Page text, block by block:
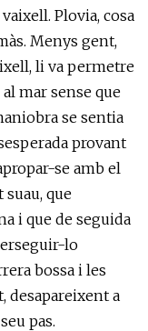
Plovia, cosa
Menys gent,
li va permetre
mar sense que
se sentia
provant
se amb el
que
i que de seguida
lo
bossa i les
desapareixent a
pas.